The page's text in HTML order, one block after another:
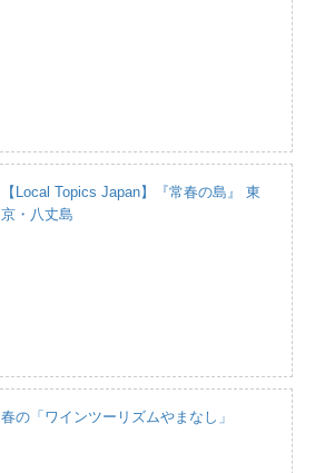
【Local Topics Japan】『常春の島』 東
京・八丈島
春の「ワインツーリズムやまなし」